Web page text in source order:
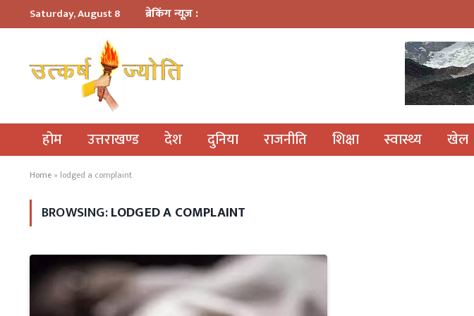
Saturday, August 8 ब्रेकिंग न्यूज़ :
होम उत्तराखण्ड देश दुनिया राजनीति शिक्षा स्वास्थ्य खेल
Home » lodged a complaint
BROWSING:LODGED A COMPLAINT